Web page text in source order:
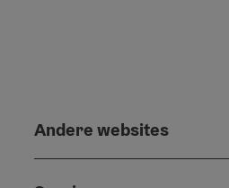
Andere websites